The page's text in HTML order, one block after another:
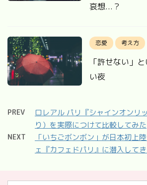
哀想...？
恋愛 考え方
「許せない」
い夜
PREV
ロレアル パリ『シャインオンリ
り）を実際につけて比較してみた
NEXT
「いちごボンボン」が日本初上
ェ『カフェドパリ』に潜入して